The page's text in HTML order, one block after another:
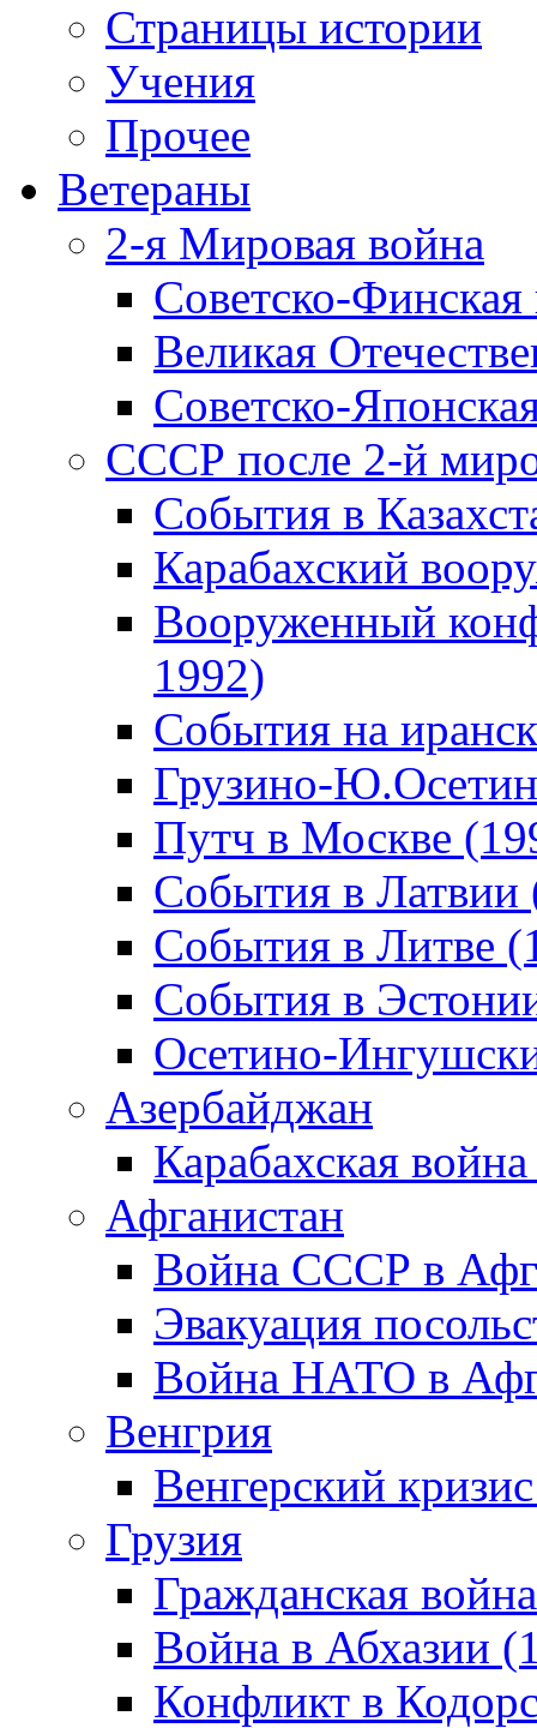
Страницы истории
Учения
Прочее
Ветераны
2-я Мировая война
Советско-
Великая
Советско-
СССР после 2-й
События в
Карабахский
Вооруженный
1992)
События на
Грузино-
Путч в Москве
События в Латвии
События в Литве
События в
Осетино-
Азербайджан
Карабахская
Афганистан
Война СССР в
Эвакуация
Война НАТО в
Венгрия
Венгерский
Грузия
Гражданская
Война в Абхазии
Конфликт в